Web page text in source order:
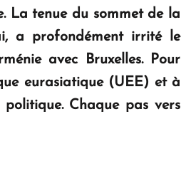
hôtel Hyatt Regency
ouvrira ses portes à Dilijan
La tenue du sommet de la
a profondément irrité le
avec Bruxelles. Pour
eurasiatique (UEE) et à
Chaque pas vers